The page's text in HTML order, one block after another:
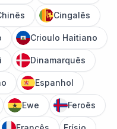
Cingalês
Crioulo Haitiano
Dinamarquês
Espanhol
Ewe Feroês